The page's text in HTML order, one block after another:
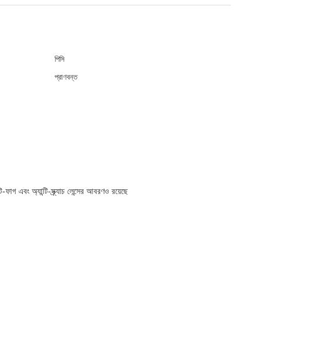
পিসি
প্রাণবন্ত
এবং অ্যান্টি-স্ক্র্যাচ লেন্সের আবরণও রয়েছে